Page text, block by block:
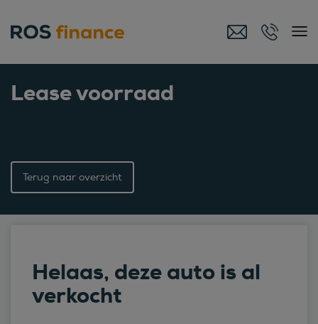
Lease voorraad
Terug naar overzicht
Helaas, deze auto is al
verkocht